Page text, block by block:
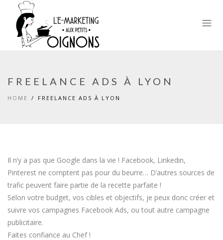
FREELANCE ADS À LYON
HOME FREELANCE ADS À LYON
Il n’y a pas que Google dans la vie ! Facebook, Linkedin,
Pinterest ne comptent pas pour du beurre… D’autres sources de
trafic peuvent faire partie de la recette parfaite !
Selon votre budget, vos cibles et objectifs, je peux donc créer et
suivre vos campagnes Facebook Ads, ou tout autre campagne
publicitaire.
Faites confiance au Chef !